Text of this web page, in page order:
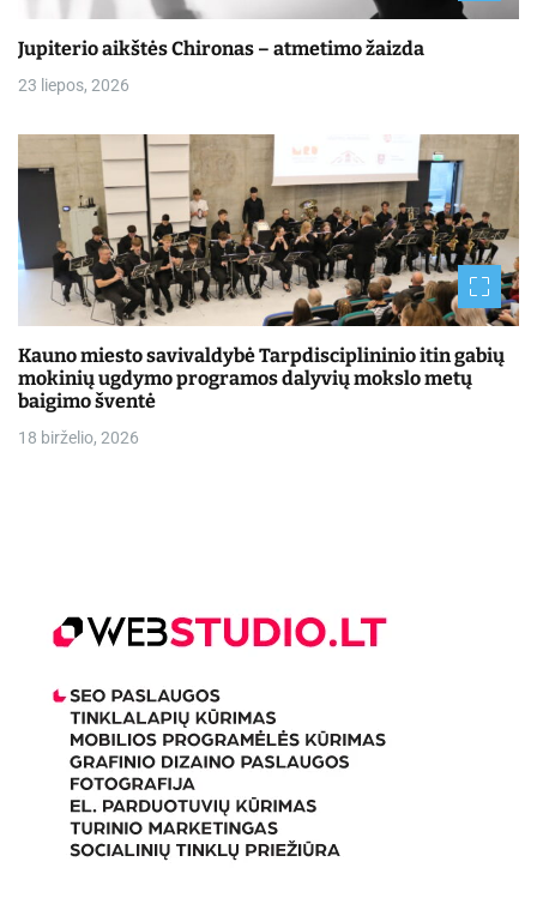
Jupiterio aikštės Chironas – atmetimo žaizda
23 liepos, 2026
Kauno miesto savivaldybė Tarpdisciplininio itin gabių
mokinių ugdymo programos dalyvių mokslo metų
baigimo šventė
18 birželio, 2026